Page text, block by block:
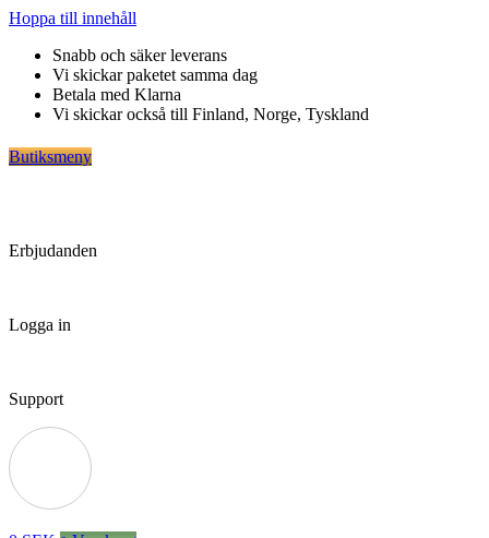
Hoppa till innehåll
Snabb och säker leverans
Vi skickar paketet samma dag
Betala med Klarna
Vi skickar också till Finland, Norge, Tyskland
Butiksmeny
Erbjudanden
Logga in
Support